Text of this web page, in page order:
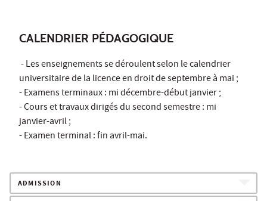
CALENDRIER PÉDAGOGIQUE
- Les enseignements se déroulent selon le calendrier
universitaire de la licence en droit de septembre à mai ;
- Examens terminaux : mi décembre-début janvier ;
- Cours et travaux dirigés du second semestre : mi
janvier-avril ;
- Examen terminal : fin avril-mai.
ADMISSION